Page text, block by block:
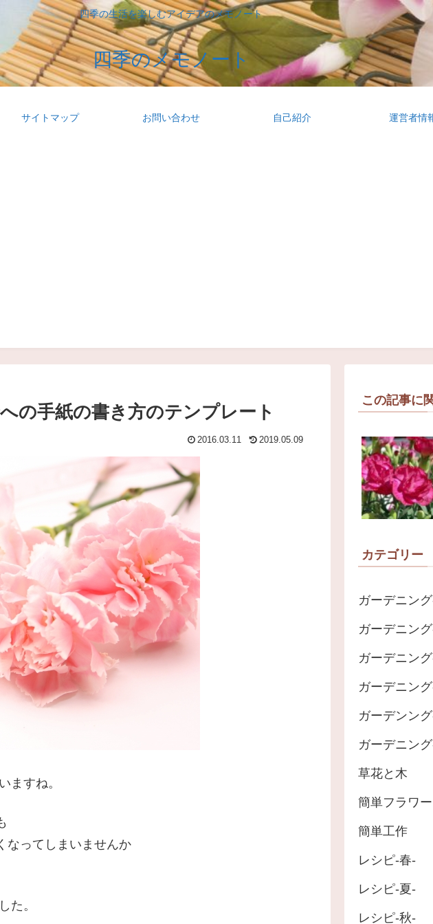
四季の生活を楽しむアイデアのメモノート
四季のメモノート
サイトマップ お問い合わせ 自己紹介 運営者情
の手紙の書き方のテンプレート
2016.03.11 2019.05.09
ますね。
なってしまいませんか
た。
この記事に
カテゴリー
ガーデニン
ガーデニン
ガーデニン
ガーデニン
ガーデンン
ガーデニン
草花と木
簡単フラワ
簡単工作
レシピ-春-
レシピ-夏-
レシピ-秋-